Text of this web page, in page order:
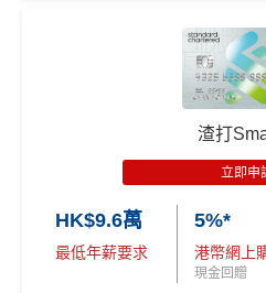
3. Apple Pay及Google
0%回贈，高達HK$500
合資格客戶於發卡後首60
理信用卡免息分期計劃滿
Apple Pay及Google Pay簽
HK$500回贈！
以上加埋，迎新期內合共可享高
立即下載「AEON HK
MrMiles.hk/
申請後記得盡快填form先有
≈ HK$1，可兌換
4月17日或之前申請，填表呢邊
aPvoCRjPBh9 基本迎新：
推廣期：2026年1月1日至12
迎新優惠：批卡後60日內累
+FUN Dollars
滙豐 Red Card申請網址：
申請完填Form
#每1里賞金 ≈ HK$1，可兌換
es.hk/mmcredit
全新信用卡客
渣打
立即申
HK$9.6萬
最低年薪要求
5%*
港幣網上
現金回贈